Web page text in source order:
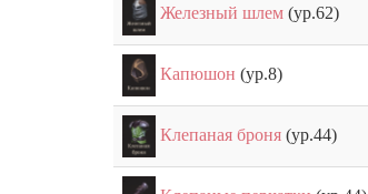
Железный шлем (ур.62)
Капюшон (ур.8)
Клепаная броня (ур.44)